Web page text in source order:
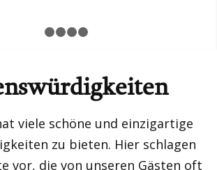
viele schöne und einzigartige
zu bieten. Hier schlagen
vor, die von unseren Gästen oft